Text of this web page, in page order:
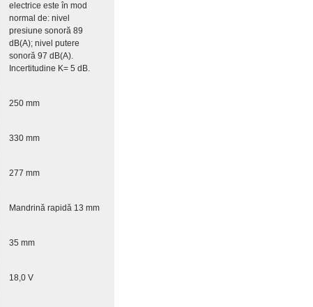
electrice este în mod
normal de: nivel
presiune sonoră 89
dB(A); nivel putere
sonoră 97 dB(A).
Incertitudine K= 5 dB.
250 mm
330 mm
277 mm
Mandrină rapidă 13 mm
35 mm
18,0 V